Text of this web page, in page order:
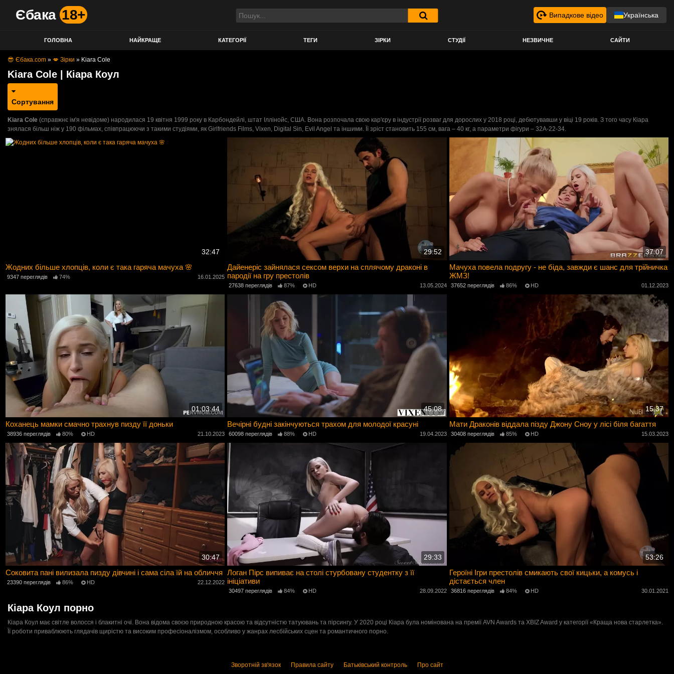
Єбака 18+ Випадкове відео Українська
ГОЛОВНА НАЙКРАЩЕ КАТЕГОРІЇ ТЕГИ ЗІРКИ СТУДІЇ НЕЗВИЧНЕ САЙТИ
😎 Єбака.com » 💋 Зірки » Kiara Cole
Kiara Cole | Кіара Коул
Сортування
Kiara Cole (справжнє ім'я невідоме) народилася 19 квітня 1999 року в Карбондейлі, штат Іллінойс, США. Вона розпочала свою кар'єру в індустрії розваг для дорослих у 2018 році, дебютувавши у віці 19 років. З того часу Кіара
знялася більш ніж у 190 фільмах, співпрацюючи з такими студіями, як Girlfriends Films, Vixen, Digital Sin, Evil Angel та іншими. Її зріст становить 155 см, вага – 40 кг, а параметри фігури – 32A-22-34.
32:47
Жодних більше хлопців, коли є така гаряча мачуха 🌸
9347 переглядів 74% 16.01.2025
29:52
Дайенеріс зайнялася сексом верхи на сплячому драконі в
пародії на гру престолів
27638 переглядів 87% HD 13.05.2024
37:07
Мачуха повела подругу - не біда, завжди є шанс для трійничка
ЖМЗ!
37652 переглядів 86% HD 01.12.2023
01:03:44
Коханець мамки смачно трахнув пизду її доньки
38936 переглядів 80% HD 21.10.2023
45:08
Вечірні будні закінчуються трахом для молодої красуні
60098 переглядів 88% HD 19.04.2023
15:37
Мати Драконів віддала пізду Джону Сноу у лісі біля багаття
30408 переглядів 85% HD 15.03.2023
30:47
Соковита пані вилизала пизду дівчині і сама сіла їй на обличчя
23390 переглядів 86% HD 22.12.2022
29:33
Логан Пірс випиває на столі стурбовану студентку з її
ініціативи
30497 переглядів 84% HD 28.09.2022
53:26
Героїні Ігри престолів смикають свої кицьки, а комусь і
дістається член
36816 переглядів 84% HD 30.01.2021
Кіара Коул порно
Кіара Коул має світле волосся і блакитні очі. Вона відома своєю природною красою та відсутністю татуювань та пірсингу. У 2020 році Кіара була номінована на премії AVN Awards та XBIZ Award у категорії «Краща нова старлетка».
Її роботи приваблюють глядачів щирістю та високим професіоналізмом, особливо у жанрах лесбійських сцен та романтичного порно.
Зворотній зв'язок Правила сайту Батьківський контроль Про сайт